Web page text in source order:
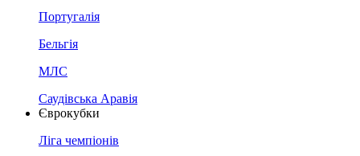
Португалія
Бельгія
МЛС
Саудівська Аравія
Єврокубки
Ліга чемпіонів